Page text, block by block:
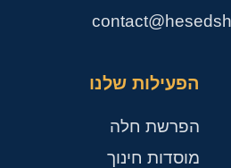
הפעילות שלנו
הפרשת חלה
מוסדות חינוך